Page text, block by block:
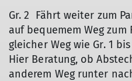
Gr. 2 Fährt weiter zum
auf bequemem Weg
gleicher Weg wie Gr. 1
Hier Beratung, ob
anderem Weg runter